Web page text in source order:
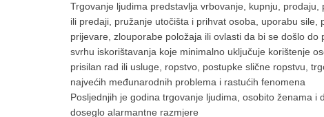
Trgovanje ljudima predstavlja vrbovanje, kupnju,
ili predaji, pružanje utočišta i prihvat osoba, uporabu
prijevare, zlouporabe položaja ili ovlasti da bi se došlo
svrhu iskorištavanja koje minimalno uključuje korištenje
prisilan rad ili usluge, ropstvo, postupke slične ropstvu,
najvećih međunarodnih problema i rastućih fenomena
Posljednjih je godina trgovanje ljudima, osobito ženama i
doseglo alarmantne razmjere